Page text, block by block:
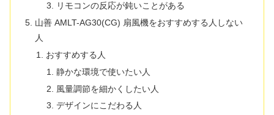
リモコンの反応が鈍いことがある
山善 AMLT-AG30(CG) 扇風機をおすすめする人しない
人
おすすめする人
静かな環境で使いたい人
風量調節を細かくしたい人
デザインにこだわる人